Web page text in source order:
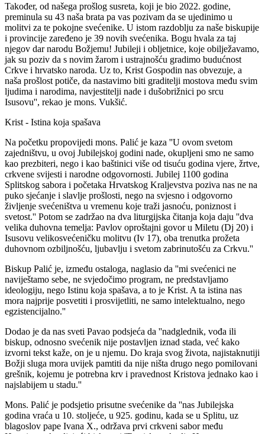
Također, od našega prošlog susreta, koji je bio 2022. godine,
preminula su 43 naša brata pa vas pozivam da se ujedinimo u
molitvi za te pokojne svećenike. U istom razdoblju za naše biskupije
i provincije zaređeno je 39 novih svećenika. Bogu hvala za taj
njegov dar narodu Božjemu! Jubileji i obljetnice, koje obilježavamo,
jak su poziv da s novim žarom i ustrajnošću gradimo budućnost
Crkve i hrvatsko naroda. Uz to, Krist Gospodin nas obvezuje, a
naša prošlost potiče, da nastavimo biti graditelji mostova među svim
ljudima i narodima, navjestitelji nade i dušobrižnici po srcu
Isusovu'', rekao je mons. Vukšić.
Krist - Istina koja spašava
Na početku propovijedi mons. Palić je kaza ''U ovom svetom
zajedništvu, u ovoj Jubilejskoj godini nade, okupljeni smo ne samo
kao prezbiteri, nego i kao baštinici više od tisuću godina vjere, žrtve,
crkvene svijesti i narodne odgovornosti. Jubilej 1100 godina
Splitskog sabora i početaka Hrvatskog Kraljevstva poziva nas ne na
puko sjećanje i slavlje prošlosti, nego na svjesno i odgovorno
življenje svećeništva u vremenu koje traži jasnoću, poniznost i
svetost.'' Potom se zadržao na dva liturgijska čitanja koja daju ''dva
velika duhovna temelja: Pavlov oproštajni govor u Miletu (Dj 20) i
Isusovu velikosvećeničku molitvu (Iv 17), oba trenutka prožeta
duhovnom ozbiljnošću, ljubavlju i svetom zabrinutošću za Crkvu.''
Biskup Palić je, između ostaloga, naglasio da ''mi svećenici ne
naviještamo sebe, ne svjedočimo program, ne predstavljamo
ideologiju, nego Istinu koja spašava, a to je Krist. A ta istina nas
mora najprije posvetiti i prosvijetliti, ne samo intelektualno, nego
egzistencijalno.''
Dodao je da nas sveti Pavao podsjeća da ''nadglednik, vođa ili
biskup, odnosno svećenik nije postavljen iznad stada, već kako
izvorni tekst kaže, on je u njemu. Do kraja svog života, najistaknutiji
Božji sluga mora uvijek pamtiti da nije ništa drugo nego pomilovani
grešnik, kojemu je potrebna krv i pravednost Kristova jednako kao i
najslabijem u stadu.''
Mons. Palić je podsjetio prisutne svećenike da ''nas Jubilejska
godina vraća u 10. stoljeće, u 925. godinu, kada se u Splitu, uz
blagoslov pape Ivana X., održava prvi crkveni sabor među